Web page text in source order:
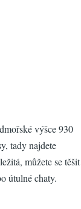
výšce 930
tady najdete
můžete se těšit
útulné chaty.